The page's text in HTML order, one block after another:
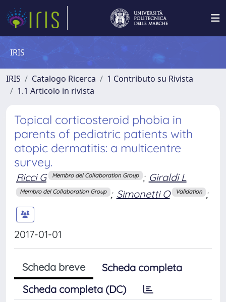
IRIS
IRIS Catalogo Ricerca
1 Contributo su Rivista
1.1 Articolo in rivista
Topical corticosteroid phobia in
parents of pediatric patients with
atopic dermatitis: a multicentre
survey.
Ricci G Membro del Collaboration Group ; Giraldi L
Membro del Collaboration Group ; Simonetti O Validation ;
2017-01-01
Scheda breve
Scheda completa
Scheda completa (DC)